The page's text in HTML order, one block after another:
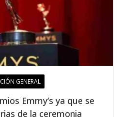
GENERAL
Emmy‘s ya que se
de la ceremonia